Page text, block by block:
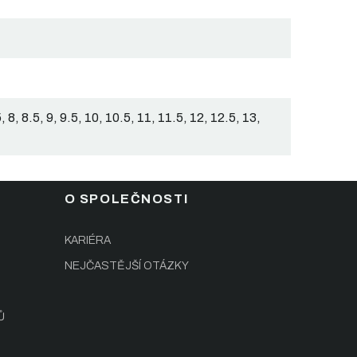
8, 8.5, 9, 9.5, 10, 10.5, 11, 11.5, 12, 12.5, 13,
O SPOLEČNOSTI
KARIÉRA
NEJČASTĚJŠÍ OTÁZKY